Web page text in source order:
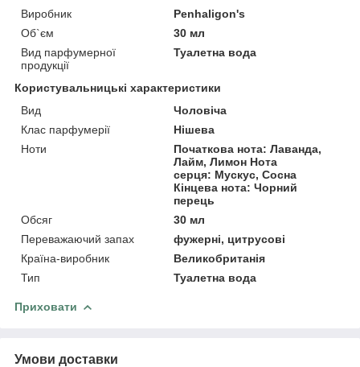
Виробник
Penhaligon's
Об`єм
30 мл
Вид парфумерної
продукції
Туалетна вода
Користувальницькі характеристики
Вид
Чоловіча
Клас парфумерії
Нішева
Ноти
Початкова нота: Лаванда,
Лайм, Лимон Нота
серця: Мускус, Сосна
Кінцева нота: Чорний
перець
Обсяг
30 мл
Переважаючий запах
фужерні, цитрусові
Країна-виробник
Великобританія
Тип
Туалетна вода
Приховати
Умови доставки